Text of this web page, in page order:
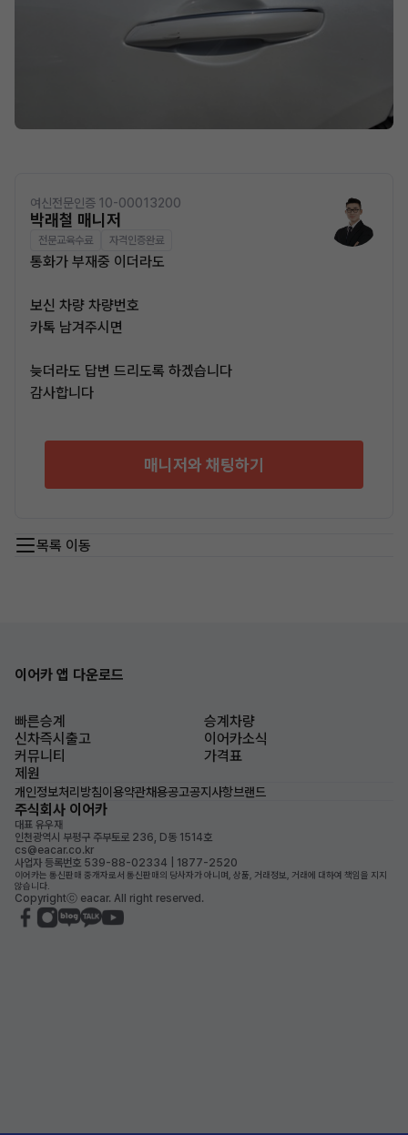
여신전문인증 10-00013200
박래철 매니저
전문교육수료 자격인증완료
통화가 부재중 이더라도
보신 차량 차량번호
카톡 남겨주시면
늦더라도 답변 드리도록 하겠습니다
감사합니다
매니저와 채팅하기
목록 이동
이어카 앱 다운로드
빠른승계
승계차량
신차즉시출고
이어카소식
커뮤니티
가격표
제원
개인정보처리방침이용약관채용공고공지사항브랜드
주식회사 이어카
대표 유우재
인천광역시 부평구 주부토로 236, D동 1514호
cs@eacar.co.kr
사업자 등록번호 539-88-02334 | 1877-2520
이어카는 통신판매 중개자로서 통신판매의 당사자가 아니며, 상품, 거래정보, 거래에 대하여 책임을 지지
않습니다.
Copyrightⓒ eacar. All right reserved.